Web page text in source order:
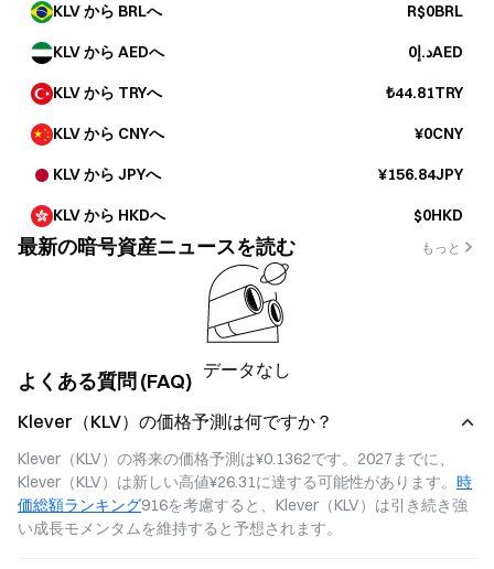
KLV から BRLへ R$0BRL
KLV から AEDへ د.إ0AED
KLV から TRYへ ₺44.81TRY
KLV から CNYへ ¥0CNY
KLV から JPYへ ¥156.84JPY
KLV から HKDへ $0HKD
最新の暗号資産ニュースを読む もっと
データなし
よくある質問 (FAQ)
Klever（KLV）の価格予測は何ですか？
Klever（KLV）の将来の価格予測は¥0.1362です。2027までに、
Klever（KLV）は新しい高値¥26.31に達する可能性があります。 時
価総額ランキング916を考慮すると、Klever（KLV）は引き続き強
い成長モメンタムを維持すると予想されます。